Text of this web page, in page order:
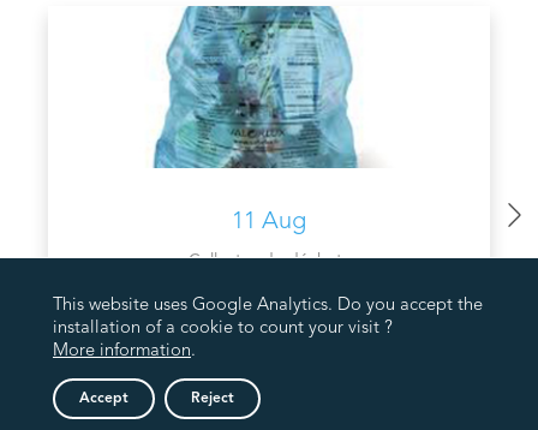
11 Aug
Collectes de déchets
This website uses Google Analytics. Do you accept the
installation of a cookie to count your visit ?
More information.
Accept Reject